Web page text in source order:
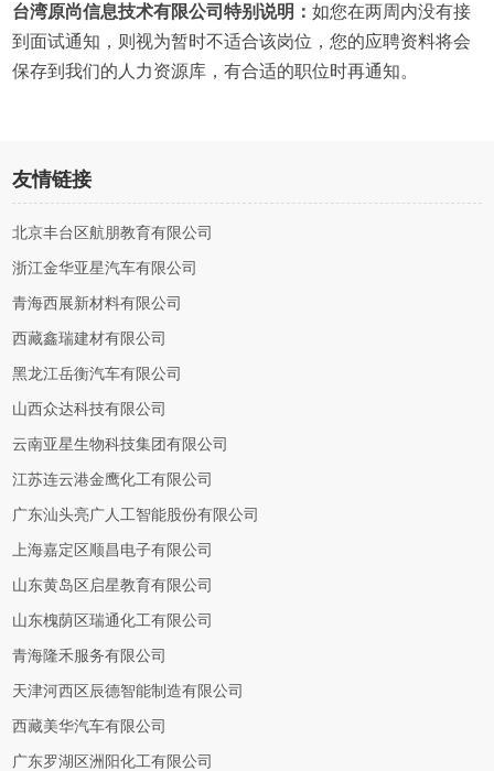
台湾原尚信息技术有限公司特别说明：如您在两周内没有接
到面试通知，则视为暂时不适合该岗位，您的应聘资料将会
保存到我们的人力资源库，有合适的职位时再通知。
友情链接
北京丰台区航朋教育有限公司
浙江金华亚星汽车有限公司
青海西展新材料有限公司
西藏鑫瑞建材有限公司
黑龙江岳衡汽车有限公司
山西众达科技有限公司
云南亚星生物科技集团有限公司
江苏连云港金鹰化工有限公司
广东汕头亮广人工智能股份有限公司
上海嘉定区顺昌电子有限公司
山东黄岛区启星教育有限公司
山东槐荫区瑞通化工有限公司
青海隆禾服务有限公司
天津河西区辰德智能制造有限公司
西藏美华汽车有限公司
广东罗湖区洲阳化工有限公司